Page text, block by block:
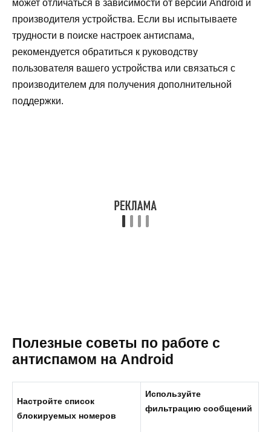
может отличаться в зависимости от версии Android и
производителя устройства. Если вы испытываете
трудности в поиске настроек антиспама,
рекомендуется обратиться к руководству
пользователя вашего устройства или связаться с
производителем для получения дополнительной
поддержки.
Полезные советы по работе с
антиспамом на Android
Настройте список
блокируемых номеров
Используйте
фильтрацию сообщений